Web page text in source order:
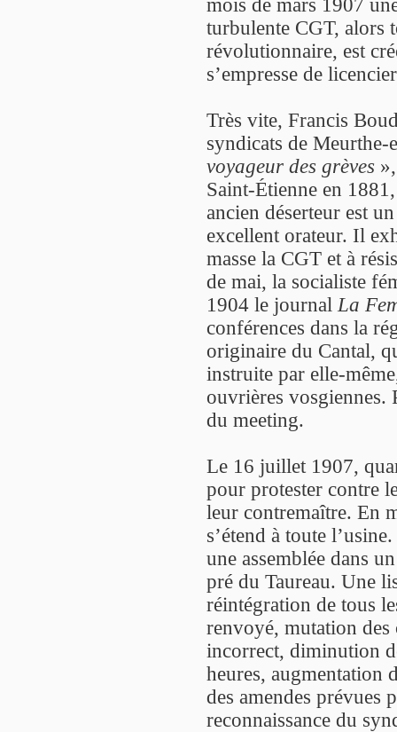
turbulente CGT, alors
révolutionnaire, est
s’empresse de
Très vite, Francis
syndicats de
voyageur des grèves
Saint-Étienne en
ancien déserteur est
excellent orateur. Il
masse la CGT et à
de mai, la socialiste
1904 le journal La
conférences dans la
originaire du Cantal,
instruite par elle-
ouvrières vosgiennes.
du meeting.
Le 16 juillet 1907,
pour protester contre
leur contremaître. En
s’étend à toute
une assemblée dans
pré du Taureau. Une
réintégration de tous
renvoyé, mutation des
incorrect, diminution
heures, augmentation
des amendes prévues
reconnaissance du